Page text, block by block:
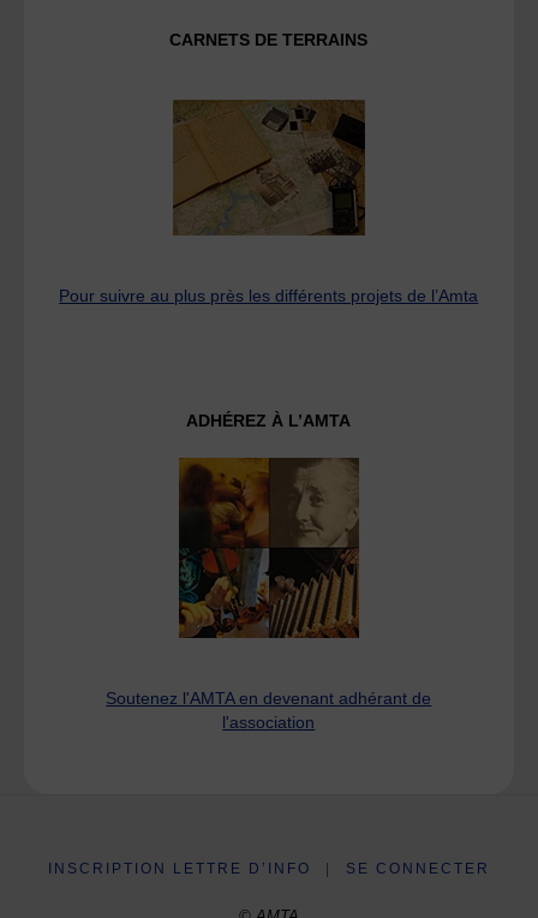
CARNETS DE TERRAINS
Pour suivre au plus près les différents projets de l’Amta
ADHÉREZ À L’AMTA
Soutenez l'AMTA en devenant adhérant de
l'association
INSCRIPTION LETTRE D’INFO SE CONNECTER